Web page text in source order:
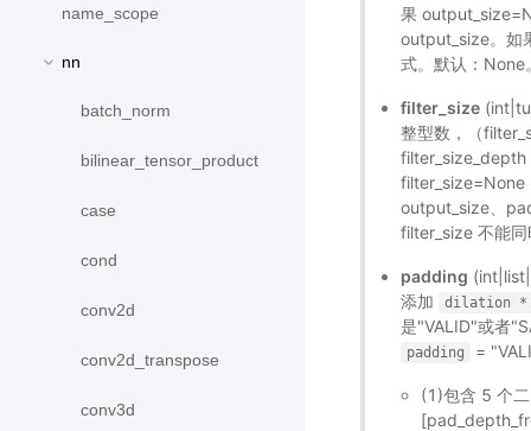
name_scope
nn
batch_norm
bilinear_tensor_product
case
cond
conv2d
conv2d_transpose
conv3d
果
output_size。如
式。默认：
filter_size
整型数，（
output_size、
filter_size 不能
padding
添加
dilation *
是"VALID"或者
padding =
(1)包含 5 个